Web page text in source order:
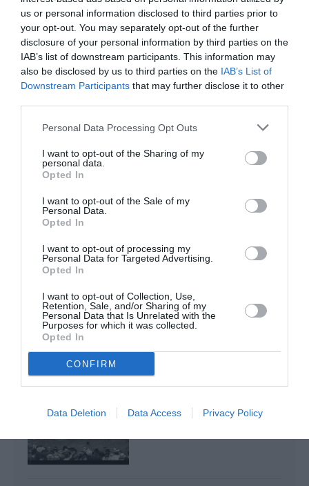
us or personal information disclosed to third parties prior to
your opt-out. You may separately opt-out of the further
disclosure of your personal information by third parties on the
IAB’s list of downstream participants. This information may
also be disclosed by us to third parties on the IAB’s List of
Downstream Participants that may further disclose it to other
Personal Data Processing Opt Outs
I want to opt-out of the Sharing of my
personal data.
Opted In
I want to opt-out of the Sale of my
Personal Data.
Opted In
I want to opt-out of processing my
Personal Data for Targeted Advertising.
Opted In
I want to opt-out of Collection, Use,
Retention, Sale, and/or Sharing of my
Personal Data that Is Unrelated with the
Purposes for which it was collected.
Opted In
CONFIRM
Data Deletion Data Access Privacy Policy
intermodale entre Paris-CDG et 27 gares françaises
NDRa commenté l'article :
Aéroports du Maroc : la carte d’embarquement passe
histoire de l'aviation
LIRE AUSSI
PERMET LE SACRE...
CIEL : LE « ZEPPELIN »